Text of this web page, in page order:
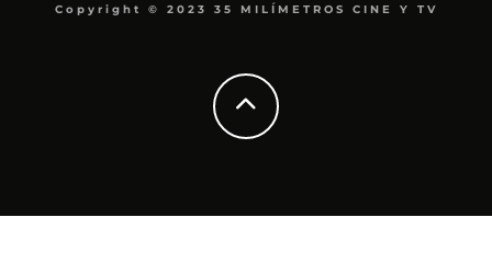
Copyright © 2023 35 MILÍMETROS CINE Y TV